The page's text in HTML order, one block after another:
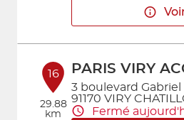
16
29.88
km
PARIS VIRY
3 boulevard Gabriel
91170 VIRY
Fermé